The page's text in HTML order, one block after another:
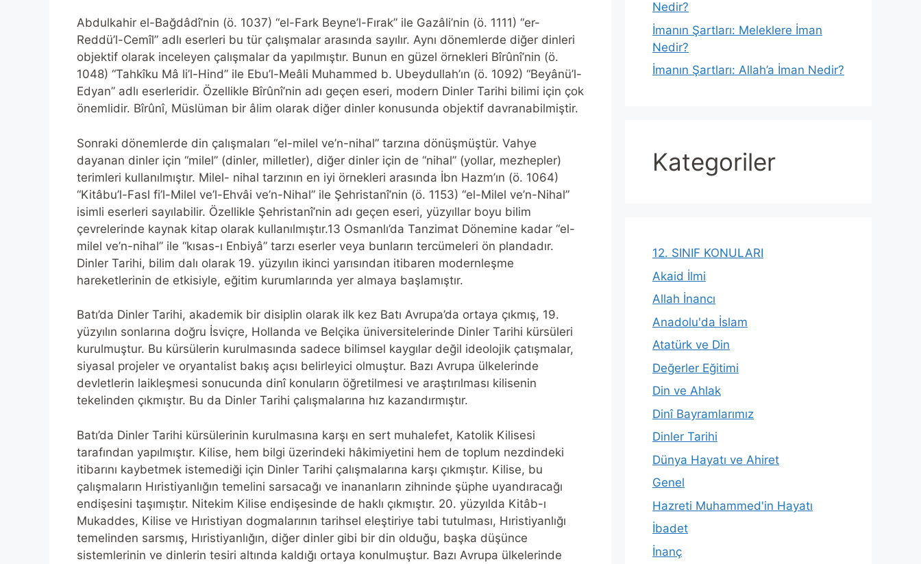
Abdulkahir el-Bağdâdî’nin (ö. 1037) “el-Fark Beyne’l-Fırak” ile Gazâli’nin (ö. 1111) “er-
Reddü’l-Cemîl” adlı eserleri bu tür çalışmalar arasında sayılır. Aynı dönemlerde diğer dinleri
objektif olarak inceleyen çalışmalar da yapılmıştır. Bunun en güzel örnekleri Bîrûnî’nin (ö.
1048) “Tahkîku Mâ li’l-Hind” ile Ebu’l-Meâli Muhammed b. Ubeydullah’ın (ö. 1092) “Beyânü’l-
Edyan” adlı eserleridir. Özellikle Bîrûnî’nin adı geçen eseri, modern Dinler Tarihi bilimi için çok
önemlidir. Bîrûnî, Müslüman bir âlim olarak diğer dinler konusunda objektif davranabilmiştir.
Sonraki dönemlerde din çalışmaları “el-milel ve’n-nihal” tarzına dönüşmüştür. Vahye
dayanan dinler için “milel” (dinler, milletler), diğer dinler için de “nihal” (yollar, mezhepler)
terimleri kullanılmıştır. Milel- nihal tarzının en iyi örnekleri arasında İbn Hazm’ın (ö. 1064)
“Kitâbu’l-Fasl fi’l-Milel ve’l-Ehvâi ve’n-Nihal” ile Şehristanî’nin (ö. 1153) “el-Milel ve’n-Nihal”
isimli eserleri sayılabilir. Özellikle Şehristanî’nin adı geçen eseri, yüzyıllar boyu bilim
çevrelerinde kaynak kitap olarak kullanılmıştır.13 Osmanlı’da Tanzimat Dönemine kadar “el-
milel ve’n-nihal” ile “kısas-ı Enbiyâ” tarzı eserler veya bunların tercümeleri ön plandadır.
Dinler Tarihi, bilim dalı olarak 19. yüzyılın ikinci yarısından itibaren modernleşme
hareketlerinin de etkisiyle, eğitim kurumlarında yer almaya başlamıştır.
Batı’da Dinler Tarihi, akademik bir disiplin olarak ilk kez Batı Avrupa’da ortaya çıkmış, 19.
yüzyılın sonlarına doğru İsviçre, Hollanda ve Belçika üniversitelerinde Dinler Tarihi kürsüleri
kurulmuştur. Bu kürsülerin kurulmasında sadece bilimsel kaygılar değil ideolojik çatışmalar,
siyasal projeler ve oryantalist bakış açısı belirleyici olmuştur. Bazı Avrupa ülkelerinde
devletlerin laikleşmesi sonucunda dinî konuların öğretilmesi ve araştırılması kilisenin
tekelinden çıkmıştır. Bu da Dinler Tarihi çalışmalarına hız kazandırmıştır.
Batı’da Dinler Tarihi kürsülerinin kurulmasına karşı en sert muhalefet, Katolik Kilisesi
tarafından yapılmıştır. Kilise, hem bilgi üzerindeki hâkimiyetini hem de toplum nezdindeki
itibarını kaybetmek istemediği için Dinler Tarihi çalışmalarına karşı çıkmıştır. Kilise, bu
çalışmaların Hıristiyanlığın temelini sarsacağı ve inananların zihninde şüphe uyandıracağı
endişesini taşımıştır. Nitekim Kilise endişesinde de haklı çıkmıştır. 20. yüzyılda Kitâb-ı
Mukaddes, Kilise ve Hıristiyan dogmalarının tarihsel eleştiriye tabi tutulması, Hıristiyanlığı
temelinden sarsmış, Hıristiyanlığın, diğer dinler gibi bir din olduğu, başka düşünce
sistemlerinin ve dinlerin tesiri altında kaldığı ortaya konulmuştur. Bazı Avrupa ülkelerinde
Nedir?
İmanın Şartları: Meleklere İman
Nedir?
İmanın Şartları: Allah’a İman Nedir?
Kategoriler
12. SINIF KONULARI
Akaid İlmi
Allah İnancı
Anadolu'da İslam
Atatürk ve Din
Değerler Eğitimi
Din ve Ahlak
Dinî Bayramlarımız
Dinler Tarihi
Dünya Hayatı ve Ahiret
Genel
Hazreti Muhammed'in Hayatı
İbadet
İnanç